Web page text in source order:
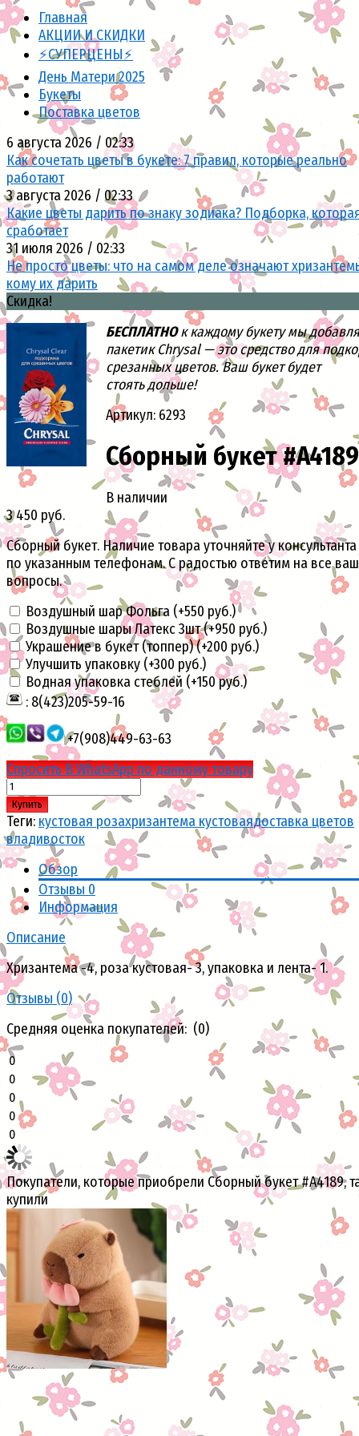
Главная
АКЦИИ И СКИДКИ
⚡СУПЕРЦЕНЫ⚡
День Матери 2025
Букеты
Поставка цветов
6 августа 2026 / 02:33
Как сочетать цветы в букете: 7 правил, которые реально
работают
3 августа 2026 / 02:33
Какие цветы дарить по знаку зодиака? Подборка,
сработает
31 июля 2026 / 02:33
Не просто цветы: что на самом деле означают
кому их дарить
Скидка!
БЕСПЛАТНОк каждому букету мы
пакетик Chrysal — это средство для
срезанных цветов. Ваш букет будет
стоять дольше!
Артикул: 6293
Сборный букет #A4189
В наличии
3 450 руб.
Сборный букет. Наличие товара уточняйте у
по указанным телефонам. С радостью ответим на все
вопросы.
Воздушный шар Фольга (+550 руб.)
Воздушные шары Латекс 3шт (+950 руб.)
Украшение в букет (топпер) (+200 руб.)
Улучшить упаковку (+300 руб.)
Водная упаковка стеблей (+150 руб.)
: 8(423)205-59-16
+7(908)449-63-63
Спросить В WhatsApp по данному товару
Купить
Теги: кустовая розахризантема кустоваядоставка цветов
владивосток
Обзор
Отзывы 0
Информация
Описание
Хризантема -4, роза кустовая- 3, упаковка и лента- 1.
Отзывы (0)
Средняя оценка покупателей: (0)
0
0
0
0
0
Покупатели, которые приобрели Сборный букет #A4189,
купили